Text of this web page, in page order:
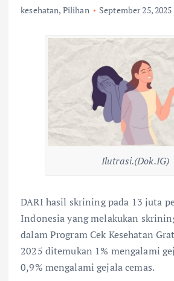
kesehatan, Pilihan September 25, 2025
Ilutrasi.(Dok.IG)
DARI hasil skrining pada 13 juta
Indonesia yang melakukan
dalam Program Cek Kesehatan
2025 ditemukan 1% mengalami
0,9% mengalami gejala cemas.